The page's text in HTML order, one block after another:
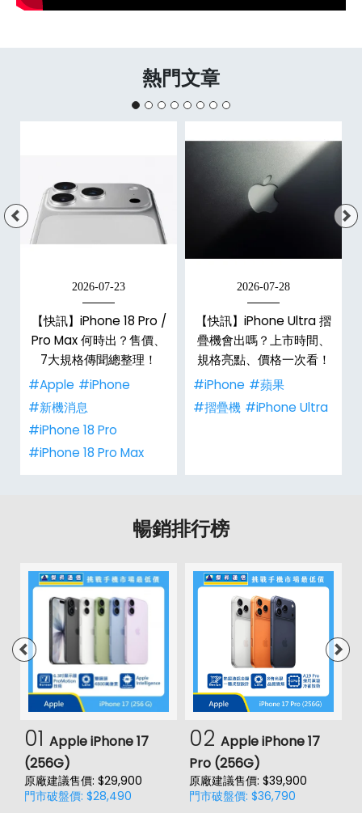
熱門文章
2026-07-23
【快訊】iPhone 18 Pro /
Pro Max 何時出？售價、
7大規格傳聞總整理！
#Apple #iPhone
#新機消息
#iPhone 18 Pro
#iPhone 18 Pro Max
2026-07-28
【快訊】iPhone Ultra 摺
疊機會出嗎？上市時間、
規格亮點、價格一次看！
#iPhone #蘋果
#摺疊機 #iPhone Ultra
暢銷排行榜
01 Apple iPhone 17
(256G)
原廠建議售價: $29,900
門市破盤價: $28,490
02 Apple iPhone 17
Pro (256G)
原廠建議售價: $39,900
門市破盤價: $36,790